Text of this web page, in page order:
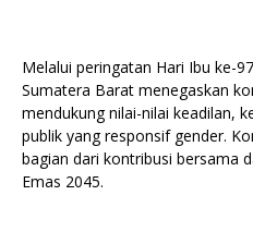
Melalui peringatan Hari Ibu ke-
Sumatera Barat menegaskan
mendukung nilai-nilai keadilan,
publik yang responsif gender.
bagian dari kontribusi bersama
Emas 2045.